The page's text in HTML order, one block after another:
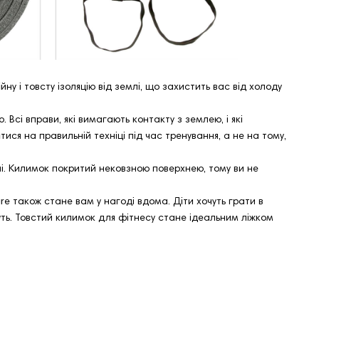
і товсту ізоляцію від землі, що захистить вас від холоду
вправи, які вимагають контакту з землею, і які
на правильній техніці під час тренування, а не на тому,
Килимок покритий нековзною поверхнею, тому ви не
також стане вам у нагоді вдома. Діти хочуть грати в
Товстий килимок для фітнесу стане ідеальним ліжком